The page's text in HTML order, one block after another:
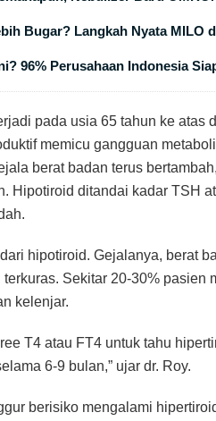
Bugar? Langkah Nyata MILO
96% Perusahaan Indonesia
pada usia 65 tahun ke
memicu gangguan
berat badan terus
Hipotiroid ditandai kadar TSH
hipotiroid. Gejalanya, berat
Sekitar 20-30% pasien
kelenjar.
T4 atau FT4 untuk tahu
6-9 bulan,” ujar dr. Roy.
berisiko mengalami